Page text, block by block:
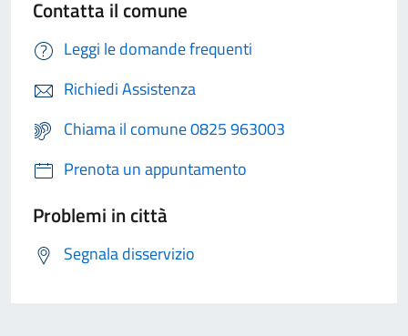
Contatta il comune
Leggi le domande frequenti
Richiedi Assistenza
Chiama il comune 0825 963003
Prenota un appuntamento
Problemi in città
Segnala disservizio